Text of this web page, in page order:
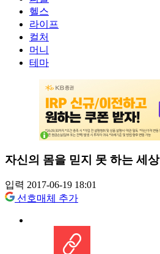
헬스
라이프
컬처
머니
테마
자신의 몸을 믿지 못 하는 세상
입력 2017-06-19 18:01
선호매체 추가